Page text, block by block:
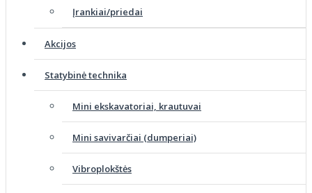
Įrankiai/priedai
Akcijos
Statybinė technika
Mini ekskavatoriai, krautuvai
Mini savivarčiai (dumperiai)
Vibroplokštės